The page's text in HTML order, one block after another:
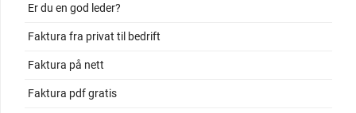
Er du en god leder?
Faktura fra privat til bedrift
Faktura på nett
Faktura pdf gratis